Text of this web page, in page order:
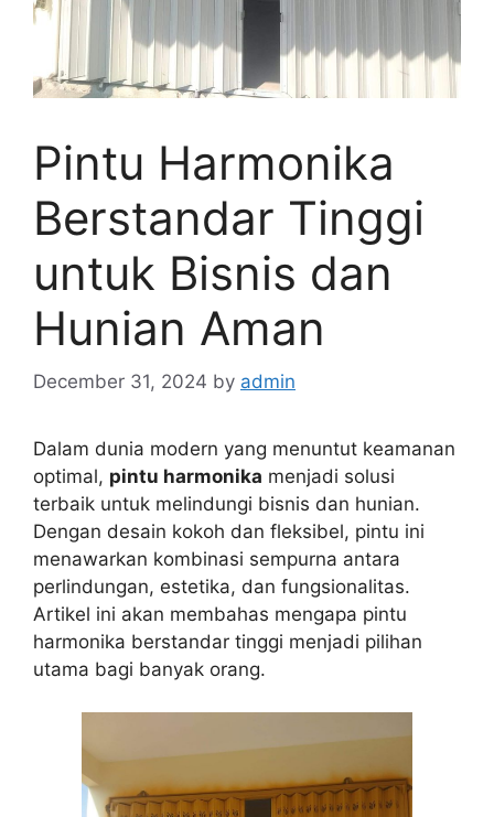
Pintu Harmonika
Berstandar Tinggi
untuk Bisnis dan
Hunian Aman
December 31, 2024 by admin
Dalam dunia modern yang menuntut keamanan
optimal, pintu harmonika menjadi solusi
terbaik untuk melindungi bisnis dan hunian.
Dengan desain kokoh dan fleksibel, pintu ini
menawarkan kombinasi sempurna antara
perlindungan, estetika, dan fungsionalitas.
Artikel ini akan membahas mengapa pintu
harmonika berstandar tinggi menjadi pilihan
utama bagi banyak orang.